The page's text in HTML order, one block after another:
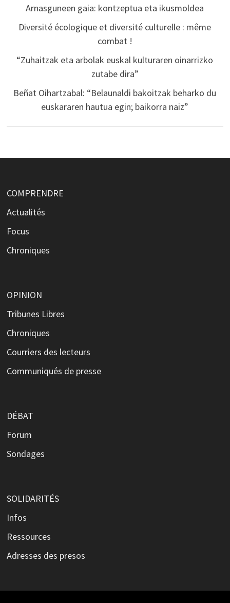
Arnasguneen gaia: kontzeptua eta ikusmoldea
Diversité écologique et diversité culturelle : même
combat !
“Zuhaitzak eta arbolak euskal kulturaren oinarrizko
zutabe dira”
Beñat Oihartzabal: “Belaunaldi bakoitzak beharko du
euskararen hautua egin; baikorra naiz”
COMPRENDRE
Actualités
Focus
Chroniques
OPINION
Tribunes Libres
Chroniques
Courriers des lecteurs
Communiqués de presse
DÉBAT
Forum
Sondages
SOLIDARITÉS
Infos
Ressources
Adresses des presos